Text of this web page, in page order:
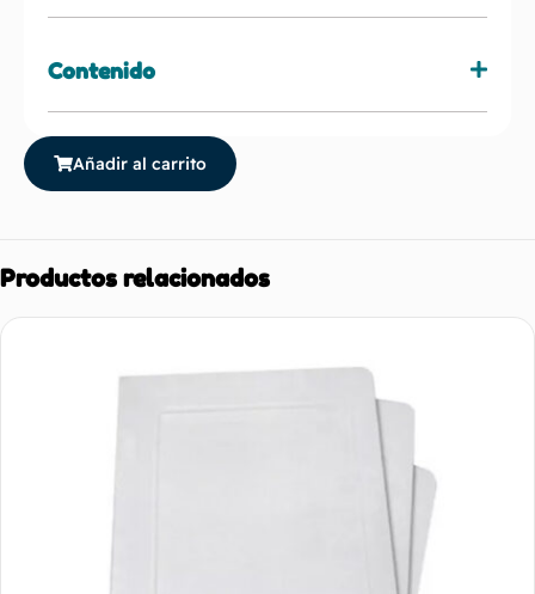
Contenido
Añadir al carrito
Productos relacionados